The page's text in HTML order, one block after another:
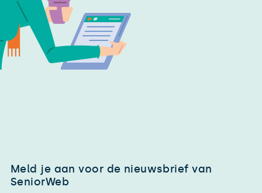
Meld je aan voor de nieuwsbrief van
SeniorWeb